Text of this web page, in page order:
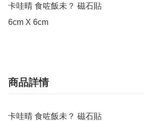
卡哇晴 食咗飯未？ 磁石貼
6cm X 6cm
商品詳情
卡哇晴 食咗飯未？ 磁石貼